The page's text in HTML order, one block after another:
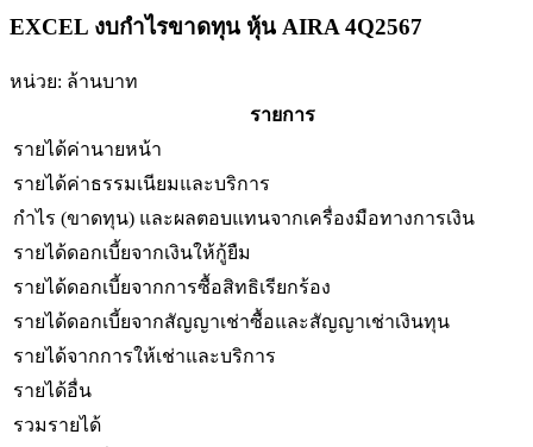
EXCEL งบกำไรขาดทุน หุ้น AIRA 4Q2567
หน่วย: ล้านบาท
รายการ
รายได้ค่านายหน้า
รายได้ค่าธรรมเนียมและบริการ
กำไร (ขาดทุน) และผลตอบแทนจากเครื่องมือทางการเงิน
รายได้ดอกเบี้ยจากเงินให้กู้ยืม
รายได้ดอกเบี้ยจากการซื้อสิทธิเรียกร้อง
รายได้ดอกเบี้ยจากสัญญาเช่าซื้อและสัญญาเช่าเงินทุน
รายได้จากการให้เช่าและบริการ
รายได้อื่น
รวมรายได้